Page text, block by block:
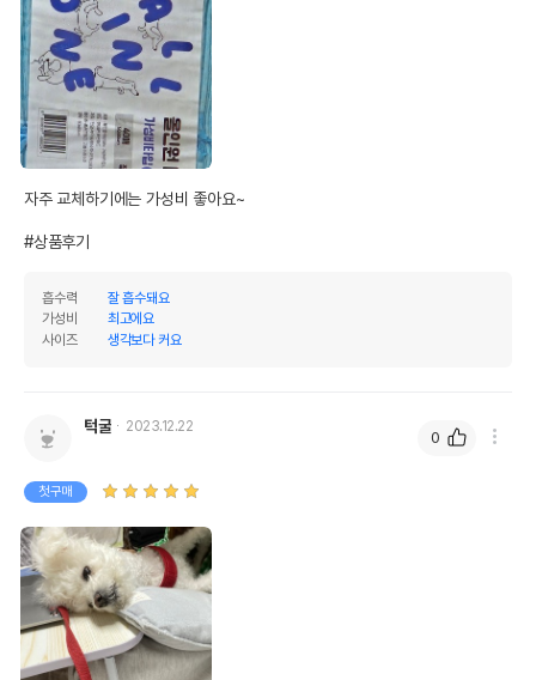
자주 교체하기에는 가성비 좋아요~
#상품후기
흡수력
잘 흡수돼요
가성비
최고에요
사이즈
생각보다 커요
턱굴 2023.12.22
첫구매
0